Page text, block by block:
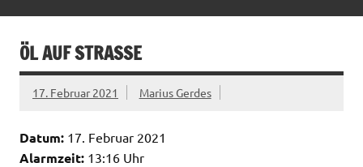
ÖL AUF STRASSE
17. Februar 2021 Marius Gerdes
Datum: 17. Februar 2021
Alarmzeit: 13:16 Uhr